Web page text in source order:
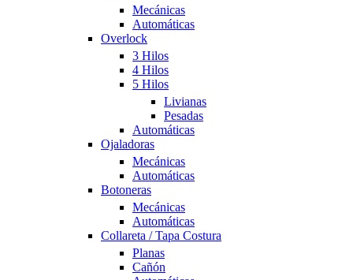
Mecánicas
Automáticas
Overlock
3 Hilos
4 Hilos
5 Hilos
Livianas
Pesadas
Automáticas
Ojaladoras
Mecánicas
Automáticas
Botoneras
Mecánicas
Automáticas
Collareta / Tapa Costura
Planas
Cañón